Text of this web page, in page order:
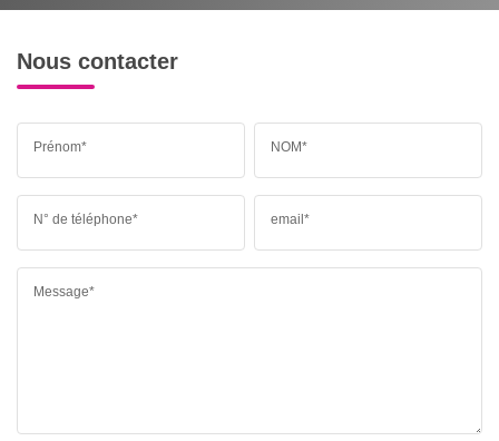
Nous contacter
Prénom* NOM*
N° de téléphone* email*
Message*